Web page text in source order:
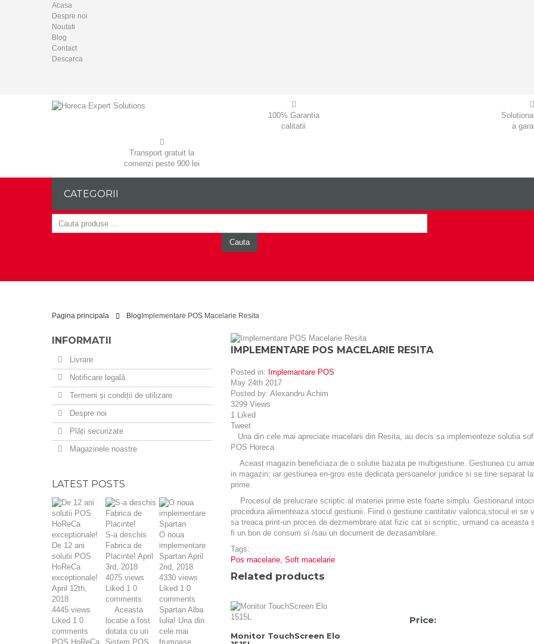
Acasa
Despre noi
Noutati
Blog
Contact
Descarca
100% Garantia
calitatii
a
Transport gratuit la
comenzi peste 900 lei
CATEGORII
Cauta
Pagina principala Blog Implementare POS Macelarie Resita
INFORMATII
Livrare
Notificare legală
Termeni și condiții de utilizare
Despre noi
Plăți securizate
Magazinele noastre
LATEST POSTS
De 12 ani
solutii POS
HoReCa
exceptionale!
April 12th,
2018
4445 views
Liked 1 0
comments
POS HoReCa
S-a deschis
Fabrica de
Placinte! April
3rd, 2018
4075 views
Liked 1 0
comments
Aceasta
locatie a fost
dotata cu un
Sistem POS
O noua
implementare
Spartan April
2nd, 2018
4330 views
Liked 1 0
comments
Spartan Alba
Iulia! Una din
cele mai
frumoase
IMPLEMENTARE POS MACELARIE RESITA
Posted in: Implemantare POS
May 24th 2017
Posted by: Alexandru Achim
3299 Views
1 Liked
Tweet
Una din cele mai apreciate macelarii din Resita, au decis sa implementeze solutia
POS Horeca.
Aceast magazin beneficiaza de o solutie bazata pe multigestiune. Gestiunea cu
in magazin; iar gestiunea en-gros este dedicata persoanelor juridice si se tine separat
prime.
Procesul de prelucrare scriptic al materiei prime este foarte simplu. Gestionarul
procedura alimenteaza stocul gestiunii. Fiind o gestiune cantitativ valorica,stocul ei
sa treaca print-un proces de dezmembrare atat fizic cat si scriptic, urmand ca
fi un bon de consum si /sau un document de dezasamblare.
Tags:
Pos macelarie Soft macelarie
Related products
Monitor TouchScreen Elo
Price: